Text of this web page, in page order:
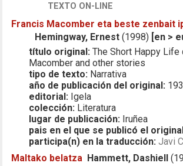
TEXTO ON-LINE
Francis Macomber eta beste zenbait
Hemingway, Ernest (1998) [en >
título original: The Short Happy Life
Macomber and other stories
tipo de texto: Narrativa
año de publicación del original:
editorial: Igela
colección: Literatura
lugar de publicación: Iruñea
pais en el que se publicó el
participa(n) en la traducción: Javi
Maltako belatza Hammett, Dashiell